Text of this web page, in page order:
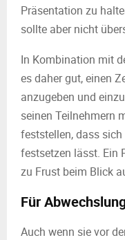
Präsentation zu
sollte aber nicht
In Kombination mit
es daher gut, einen
anzugeben und
seinen Teilnehmern
feststellen, dass
festsetzen lässt. Ein
zu Frust beim Blick
Für
Auch wenn sie vor